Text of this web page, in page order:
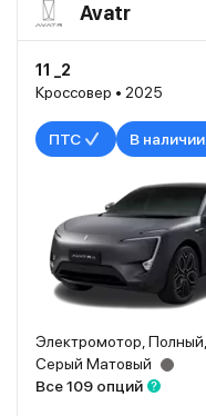
Avatr
11 _2
Кроссовер • 2025
ПТС В наличии
Электромотор, Полный,
Серый Матовый
Все 109 опций